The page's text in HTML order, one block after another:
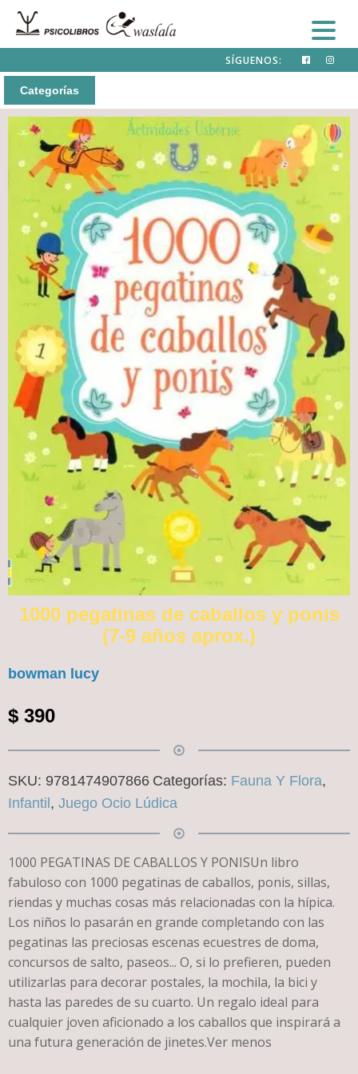
SÍGUENOS:
Categorías
1000 pegatinas de caballos y ponis
(7-9 años aprox.)
bowman lucy
$ 390
SKU: 9781474907866 Categorías: Fauna Y Flora,
Infantil, Juego Ocio Lúdica
1000 PEGATINAS DE CABALLOS Y PONISUn libro
fabuloso con 1000 pegatinas de caballos, ponis, sillas,
riendas y muchas cosas más relacionadas con la hípica.
Los niños lo pasarán en grande completando con las
pegatinas las preciosas escenas ecuestres de doma,
concursos de salto, paseos... O, si lo prefieren, pueden
utilizarlas para decorar postales, la mochila, la bici y
hasta las paredes de su cuarto. Un regalo ideal para
cualquier joven aficionado a los caballos que inspirará a
una futura generación de jinetes.Ver menos